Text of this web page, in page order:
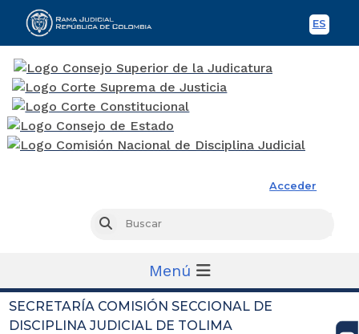
ES
Acceder
Buscar
Menú
SECRETARÍA COMISIÓN SECCIONAL DE
DISCIPLINA JUDICIAL DE TOLIMA